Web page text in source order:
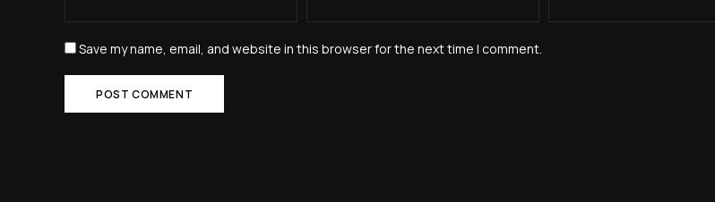
Save my name, email, and website in this browser for the next time I comment.